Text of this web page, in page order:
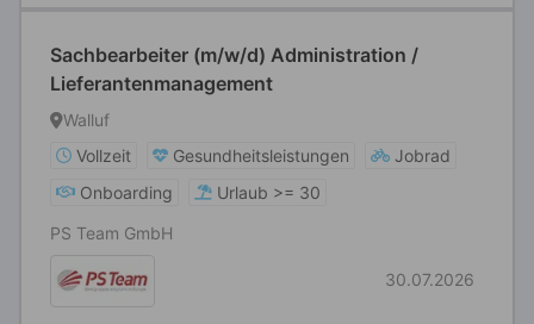
Sachbearbeiter (m/w/d) Administration /
Lieferantenmanagement
Walluf
Vollzeit
Gesundheitsleistungen
Jobrad
Onboarding
Urlaub >= 30
PS Team GmbH
30.07.2026